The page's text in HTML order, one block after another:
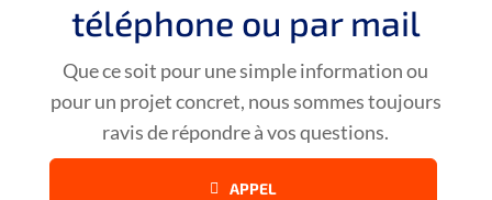
téléphone ou par mail
Que ce soit pour une simple information ou
pour un projet concret, nous sommes toujours
ravis de répondre à vos questions.
APPEL